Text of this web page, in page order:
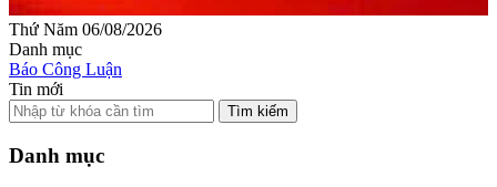
Thứ Năm 06/08/2026
Danh mục
Báo Công Luận
Tin mới
Tìm kiếm
Danh mục